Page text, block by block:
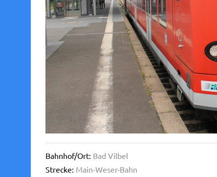
Bahnhof/Ort: Bad Vilbel
Strecke: Main-Weser-Bahn